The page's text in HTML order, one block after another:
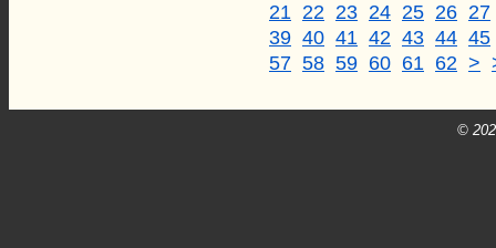
21 22 23 24 25 26 27
39 40 41 42 43 44 45
57 58 59 60 61 62 >
©